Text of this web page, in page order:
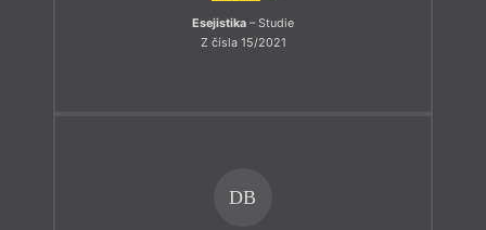
Esejistika – Studie
Z čísla 15/2021
DB